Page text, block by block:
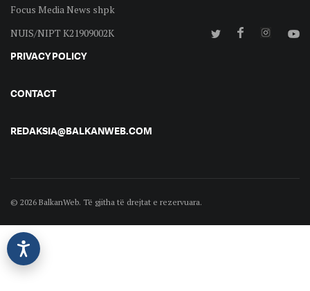
Focus Media News shpk
NUIS/NIPT K21909002K
PRIVACY POLICY
CONTACT
REDAKSIA@BALKANWEB.COM
© 2026 BalkanWeb. Të gjitha të drejtat e rezervuara.